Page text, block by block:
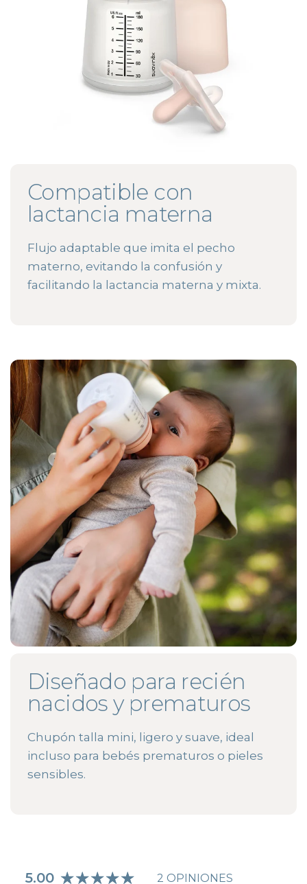
Compatible con
lactancia materna
Flujo adaptable que imita el pecho
materno, evitando la confusión y
facilitando la lactancia materna y mixta.
Diseñado para recién
nacidos y prematuros
Chupón talla mini, ligero y suave, ideal
incluso para bebés prematuros o pieles
sensibles.
5.00 2 OPINIONES